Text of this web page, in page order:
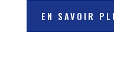
EN SAVOIR